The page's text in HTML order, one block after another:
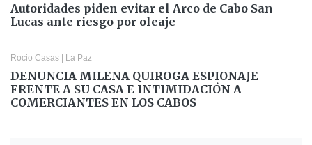
Autoridades piden evitar el Arco de Cabo San
Lucas ante riesgo por oleaje
Rocio Casas | La Paz
DENUNCIA MILENA QUIROGA ESPIONAJE
FRENTE A SU CASA E INTIMIDACIÓN A
COMERCIANTES EN LOS CABOS